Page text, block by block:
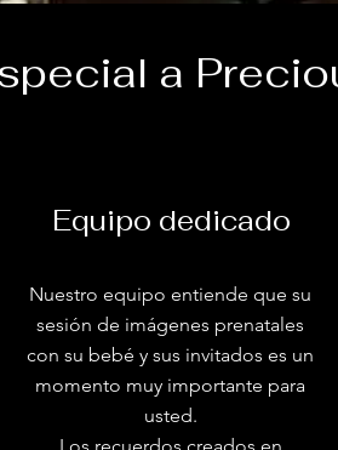
a
Equipo dedicado
Nuestro equipo entiende que su
sesión de imágenes prenatales
con su bebé y sus invitados es un
momento muy importante para
usted.